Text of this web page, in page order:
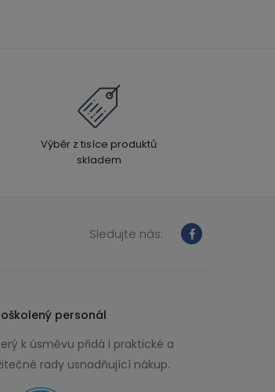
Výběr z tisíce produktů
skladem
Sledujte nás:
personál
k úsměvu přidá i praktické a
rady usnadňující nákup.